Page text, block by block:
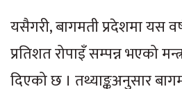
यसैगरी, बागमती प्रदेशमा यस
प्रतिशत रोपाइँ सम्पन्न भएको
दिएको छ । तथ्याङ्कअनुसार